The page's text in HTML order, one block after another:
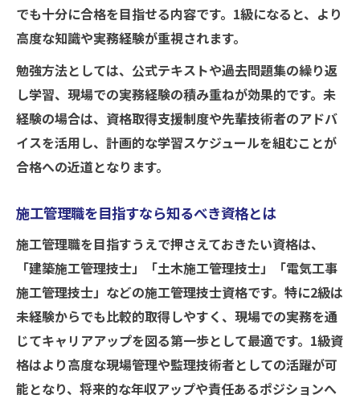
でも十分に合格を目指せる内容です。1級になると、より
高度な知識や実務経験が重視されます。
勉強方法としては、公式テキストや過去問題集の繰り返
し学習、現場での実務経験の積み重ねが効果的です。未
経験の場合は、資格取得支援制度や先輩技術者のアドバ
イスを活用し、計画的な学習スケジュールを組むことが
合格への近道となります。
施工管理職を目指すなら知るべき資格とは
施工管理職を目指すうえで押さえておきたい資格は、
「建築施工管理技士」「土木施工管理技士」「電気工事
施工管理技士」などの施工管理技士資格です。特に2級は
未経験からでも比較的取得しやすく、現場での実務を通
じてキャリアアップを図る第一歩として最適です。1級資
格はより高度な現場管理や監理技術者としての活躍が可
能となり、将来的な年収アップや責任あるポジションへ